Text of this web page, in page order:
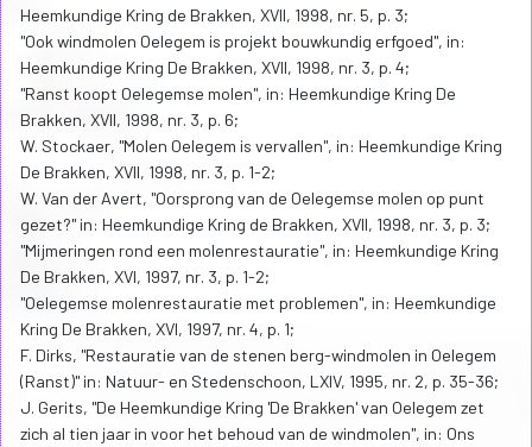
Heemkundige Kring de Brakken, XVII, 1998, nr. 5, p. 3;
"Ook windmolen Oelegem is projekt bouwkundig erfgoed", in:
Heemkundige Kring De Brakken, XVII, 1998, nr. 3, p. 4;
"Ranst koopt Oelegemse molen", in: Heemkundige Kring De
Brakken, XVII, 1998, nr. 3, p. 6;
W. Stockaer, "Molen Oelegem is vervallen", in: Heemkundige Kring
De Brakken, XVII, 1998, nr. 3, p. 1-2;
W. Van der Avert, "Oorsprong van de Oelegemse molen op punt
gezet?" in: Heemkundige Kring de Brakken, XVII, 1998, nr. 3, p. 3;
"Mijmeringen rond een molenrestauratie", in: Heemkundige Kring
De Brakken, XVI, 1997, nr. 3, p. 1-2;
"Oelegemse molenrestauratie met problemen", in: Heemkundige
Kring De Brakken, XVI, 1997, nr. 4, p. 1;
F. Dirks, "Restauratie van de stenen berg-windmolen in Oelegem
(Ranst)" in: Natuur- en Stedenschoon, LXIV, 1995, nr. 2, p. 35-36;
J. Gerits, "De Heemkundige Kring 'De Brakken' van Oelegem zet
zich al tien jaar in voor het behoud van de windmolen", in: Ons